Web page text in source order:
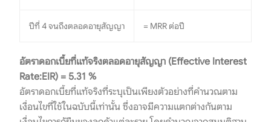
ปีที่ 4 จนถึงตลอดอายุสัญญา = MRR ต่อปี
อัตราดอกเบี้ยที่แท้จริงตลอดอายุสัญญา (Effective Interest
Rate:EIR) = 5.31 %
อัตราดอกเบี้ยที่แท้จริงที่ระบุเป็นเพียงตัวอย่างที่คำนวณตาม
เงื่อนไขที่ใช้ในฉบับนี้เท่านั้น ซึ่งอาจมีความแตกต่างกันตาม